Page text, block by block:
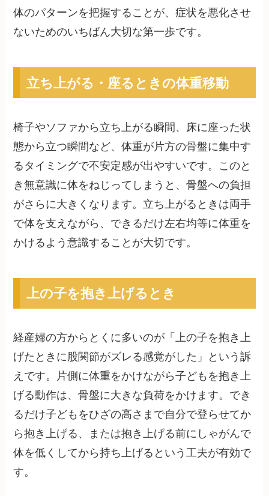
体のパターンを把握することが、症状を悪化させ
ないためのいちばん大切な第一歩です。
立ち上がる・座るときの体重移動
椅子やソファから立ち上がる瞬間、床に座った状
態から立つ瞬間など、体重が片方の骨盤に集中す
るタイミングで不安定感が出やすいです。このと
き無意識に体をねじってしまうと、骨盤への負担
がさらに大きくなります。立ち上がるときは両手
で体を支えながら、できるだけ左右均等に体重を
かけるよう意識することが大切です。
上の子を抱き上げるとき
経産婦の方からとくに多いのが「上の子を抱き上
げたときに股関節がズレる感覚がした」という訴
えです。片側に体重をかけながら子どもを抱き上
げる動作は、骨盤に大きな負荷をかけます。でき
るだけ子どもをひざの高さまで自分で登らせてか
ら抱き上げる、または抱き上げる前にしゃがんで
体を低くしてから持ち上げるという工夫が有効で
す。